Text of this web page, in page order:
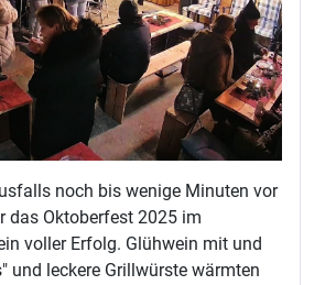
noch bis wenige Minuten vor
das Oktoberfest 2025 im
voller Erfolg. Glühwein mit und
und leckere Grillwürste wärmten